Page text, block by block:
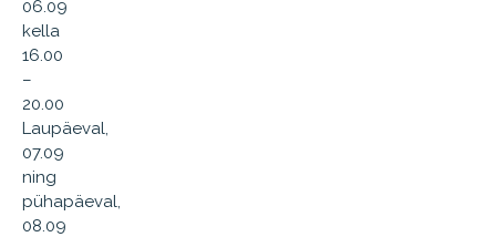
06.09
kella
16.00
–
20.00
Laupäeval,
07.09
ning
pühapäeval,
08.09